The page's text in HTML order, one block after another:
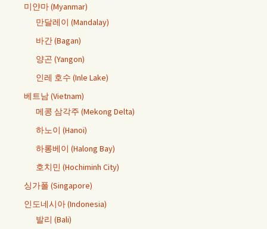
미얀마 (Myanmar)
만달레이 (Mandalay)
바간 (Bagan)
양곤 (Yangon)
인레 호수 (Inle Lake)
베트남 (Vietnam)
메콩 삼각주 (Mekong Delta)
하노이 (Hanoi)
하롱베이 (Halong Bay)
호치민 (Hochiminh City)
싱가폴 (Singapore)
인도네시아 (Indonesia)
발리 (Bali)